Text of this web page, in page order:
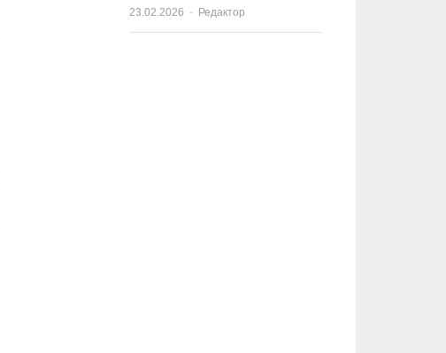
23.02.2026 Author
Редактор